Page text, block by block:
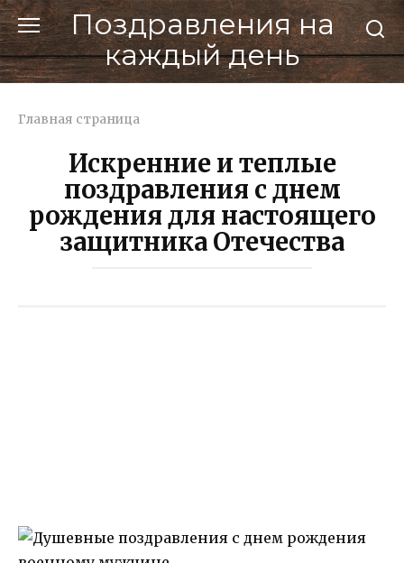
Перейти
к
контенту
Поздравления на
каждый день
Главная страница
Искренние и теплые
поздравления с днем
рождения для настоящего
защитника Отечества